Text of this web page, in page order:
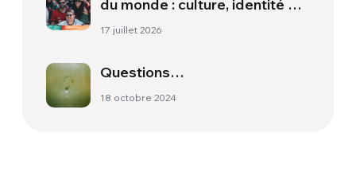
du monde : culture, identité et
politique hors du terrain
17 juillet 2026
Questions…
18 octobre 2024